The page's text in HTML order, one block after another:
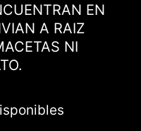
EN
A RAIZ
NI